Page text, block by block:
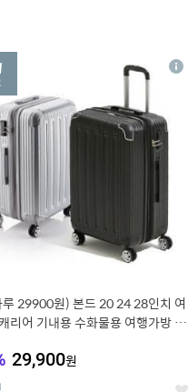
루 29900원) 본드 20 24 28인치 여
리어 기내용 수화물용 여행가방 케
29,900원
상